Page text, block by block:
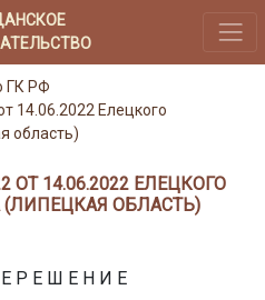
ГК РФ
14.06.2022 Елецкого
область)
ОТ 14.06.2022 ЕЛЕЦКОГО
ОБЛАСТЬ)
Р Е Ш Е Н И Е